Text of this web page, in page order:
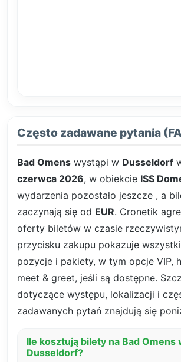
Często zadawane pytania
Bad Omens wystąpi w Dusseldorf
czerwca 2026, w obiekcie ISS
wydarzenia pozostało jeszcze , a
zaczynają się od EUR. Cronetik
oferty biletów w czasie
przycisku zakupu pokazuje
pozycje i pakiety, w tym opcje VIP,
meet & greet, jeśli są dostępne.
dotyczące występu, lokalizacji i
zadawanych pytań znajdują się
Ile kosztują bilety na Bad Omens
Dusseldorf?